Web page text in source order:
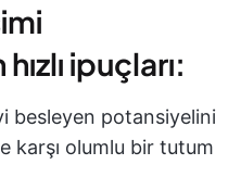
ipuçları:
besleyen potansiyelini
karşı olumlu bir tutum